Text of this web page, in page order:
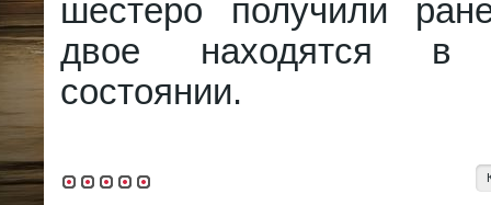
шестеро получили
двое находятся в
состоянии.